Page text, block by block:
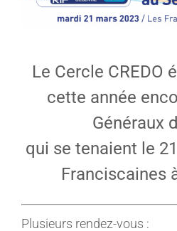
Le Cercle CREDO
cette année
Généraux
qui se tenaient le
Franciscaines
Plusieurs rendez-vous :